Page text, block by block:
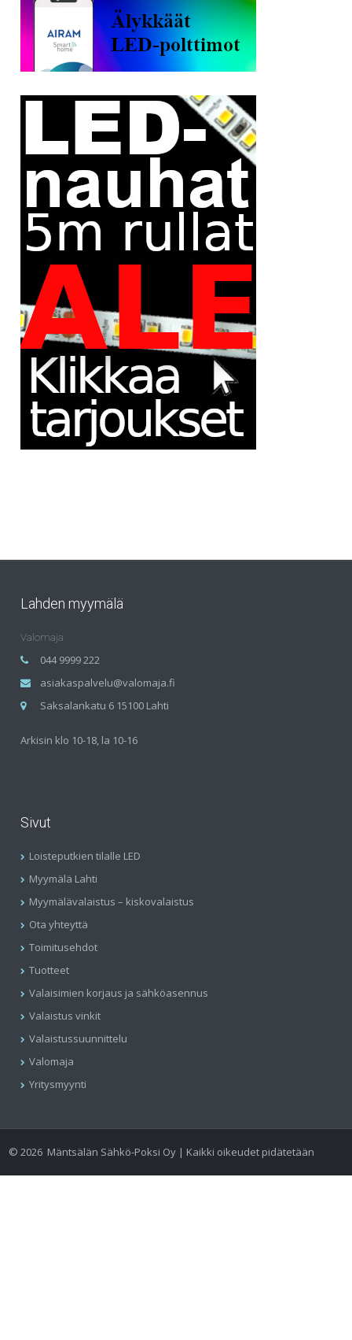
Lahden myymälä
Valomaja
044 9999 222
asiakaspalvelu@valomaja.fi
Saksalankatu 6 15100 Lahti
Arkisin klo 10-18, la 10-16
Sivut
Loisteputkien tilalle LED
Myymälä Lahti
Myymälävalaistus – kiskovalaistus
Ota yhteyttä
Toimitusehdot
Tuotteet
Valaisimien korjaus ja sähköasennus
Valaistus vinkit
Valaistussuunnittelu
Valomaja
Yritysmyynti
©2026 Mäntsälän Sähkö-Poksi Oy | Kaikki oikeudet pidätetään